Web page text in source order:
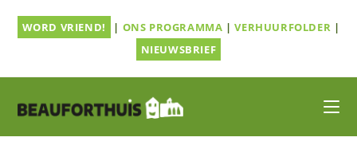
naarWORD VRIEND! | ONS PROGRAMMA |VERHUURFOLDER |
NIEUWSBRIEF